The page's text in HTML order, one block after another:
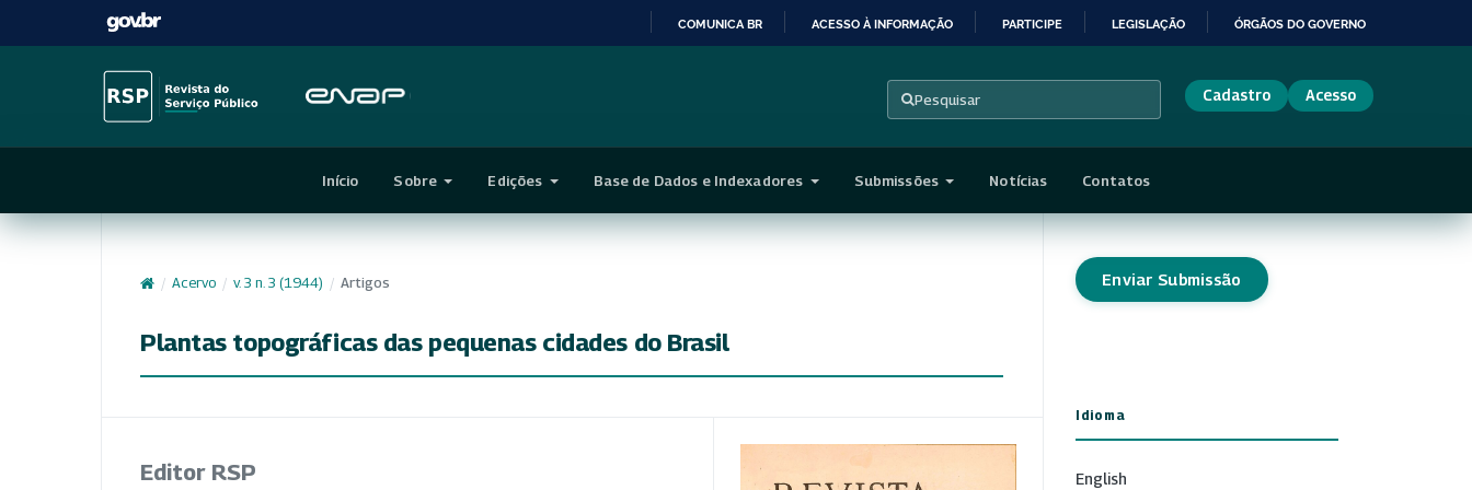
CONTEÚDO
COMUNICA BR ACESSO À INFORMAÇÃO PARTICIPE LEGISLAÇÃO ÓRGÃOS DO GOVERNO
Pesquisar Cadastro Acesso
Início Sobre Edições Base de Dados e Indexadores Submissões Notícias Contatos
/ Acervo / v. 3 n. 3 (1944) / Artigos
Plantas topográficas das pequenas cidades do Brasil
Editor RSP
Enviar Submissão
Idioma
English